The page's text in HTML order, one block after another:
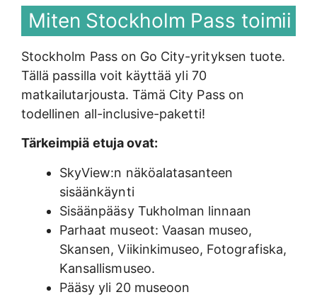
Miten Stockholm Pass toimii
Stockholm Pass on Go City-yrityksen tuote.
Tällä passilla voit käyttää yli 70
matkailutarjousta. Tämä City Pass on
todellinen all-inclusive-paketti!
Tärkeimpiä etuja ovat:
SkyView:n näköalatasanteen
sisäänkäynti
Sisäänpääsy Tukholman linnaan
Parhaat museot: Vaasan museo,
Skansen, Viikinkimuseo, Fotografiska,
Kansallismuseo.
Pääsy yli 20 museoon